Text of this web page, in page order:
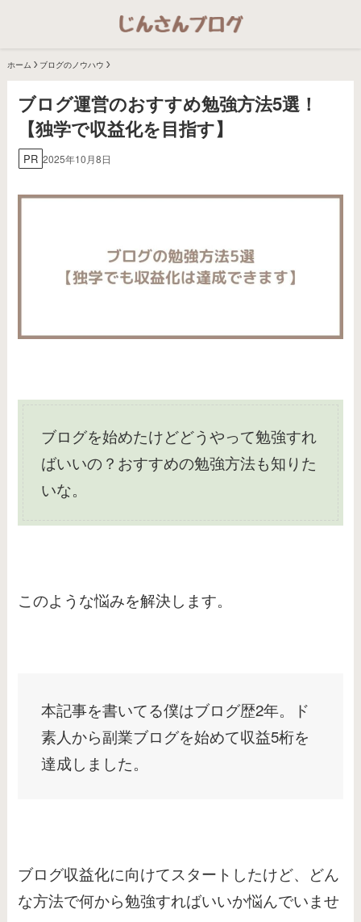
ホーム ブログのノウハウ
ブログ運営のおすすめ勉強方法5選！
【独学で収益化を目指す】
PR 2025年10月8日
ブログを始めたけどどうやって勉強すれ
ばいいの？おすすめの勉強方法も知りた
いな。
このような悩みを解決します。
本記事を書いてる僕はブログ歴2年。ド
素人から副業ブログを始めて収益5桁を
達成しました。
ブログ収益化に向けてスタートしたけど、どん
な方法で何から勉強すればいいか悩んでいませ